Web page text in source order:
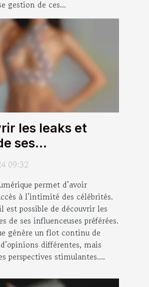
gestion de ces...
les leaks et
ses
préférées :
09:32
permet d’avoir
à l’intimité des célébrités.
est possible de découvrir les
de ses influenceuses préférées.
génère un flot continu de
différentes, mais
perspectives stimulantes....